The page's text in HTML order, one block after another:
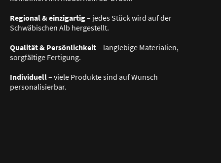
Regional & einzigartig– jedes Stück wird auf der
Schwäbischen Alb hergestellt.
Qualität & Persönlichkeit– langlebige Materialien,
sorgfältige Fertigung.
Individuell– viele Produkte sind auf Wunsch
personalisierbar.